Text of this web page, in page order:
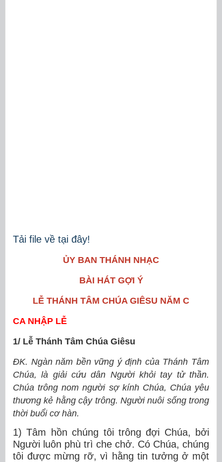
Tải file về tại đây!
ỦY BAN THÁNH NHẠC
BÀI HÁT GỢI Ý
LỄ THÁNH TÂM CHÚA GIÊSU NĂM C
CA NHẬP LỄ
1/ Lễ Thánh Tâm Chúa Giêsu
ĐK. Ngàn năm bền vững ý định của Thánh Tâm
Chúa, là giải cứu dân Người khỏi tay tử thần.
Chúa trông nom người sợ kính Chúa, Chúa yêu
thương kẻ hằng cậy trông. Người nuôi sống trong
thời buổi cơ hàn.
1) Tâm hồn chúng tôi trông đợi Chúa, bởi
Người luôn phù trì che chở. Có Chúa, chúng
tôi được mừng rỡ, vì hằng tin tưởng ở một